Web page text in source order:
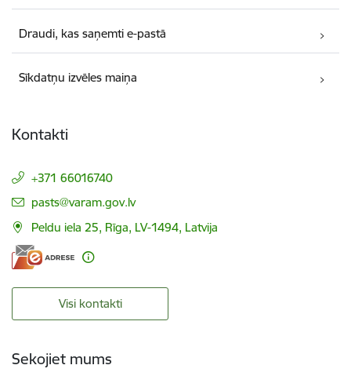
Draudi, kas saņemti e-pastā
Sīkdatņu izvēles maiņa
Kontakti
+371 66016740
E-pasts:
pasts@varam.gov.lv
Peldu iela 25, Rīga, LV-1494, Latvija
Visi kontakti
Sekojiet mums